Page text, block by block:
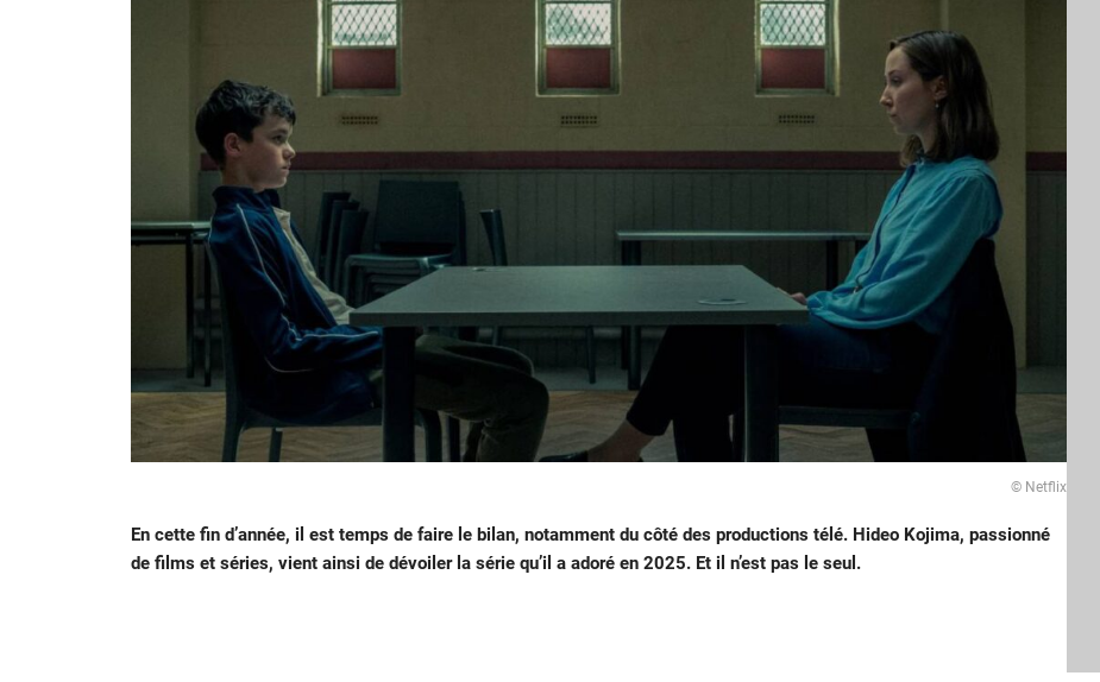
© Netflix
En cette fin d’année, il est temps de faire le bilan, notamment du côté des productions télé. Hideo Kojima, passionné
de films et séries, vient ainsi de dévoiler la série qu’il a adoré en 2025. Et il n’est pas le seul.